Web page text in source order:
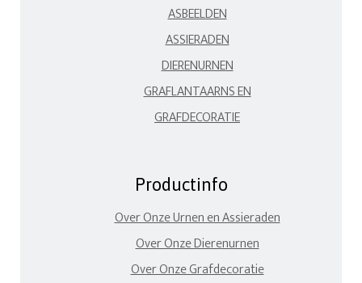
ASBEELDEN
ASSIERADEN
DIERENURNEN
GRAFLANTAARNS EN
GRAFDECORATIE
Productinfo
Over Onze Urnen en Assieraden
Over Onze Dierenurnen
Over Onze Grafdecoratie